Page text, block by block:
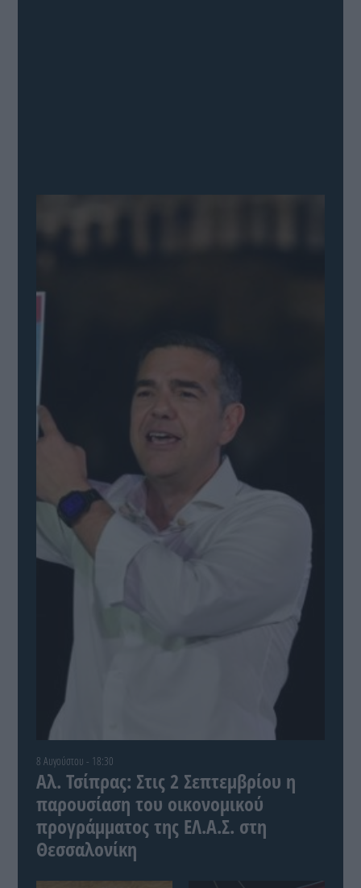
8 Αυγούστου - 18:30
Αλ. Τσίπρας: Στις 2 Σεπτεμβρίου η
παρουσίαση του οικονομικού
προγράμματος της ΕΛ.Α.Σ. στη
Θεσσαλονίκη